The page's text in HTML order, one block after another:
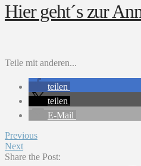
Hier geht´s zur
Teile mit anderen...
teilen
teilen
E-Mail
Previous
Next
Share the Post: